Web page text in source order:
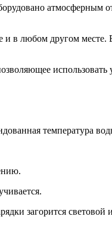
атмосферным
и в любом другом
температура
загорится